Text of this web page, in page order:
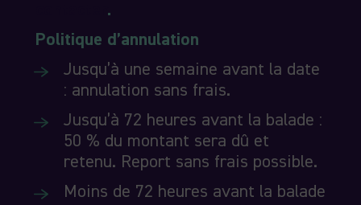
.
Politique d’annulation
Jusqu’à une semaine avant la date
: annulation sans frais.
Jusqu’à 72 heures avant la balade :
50 % du montant sera dû et
retenu. Report sans frais possible.
Moins de 72 heures avant la balade